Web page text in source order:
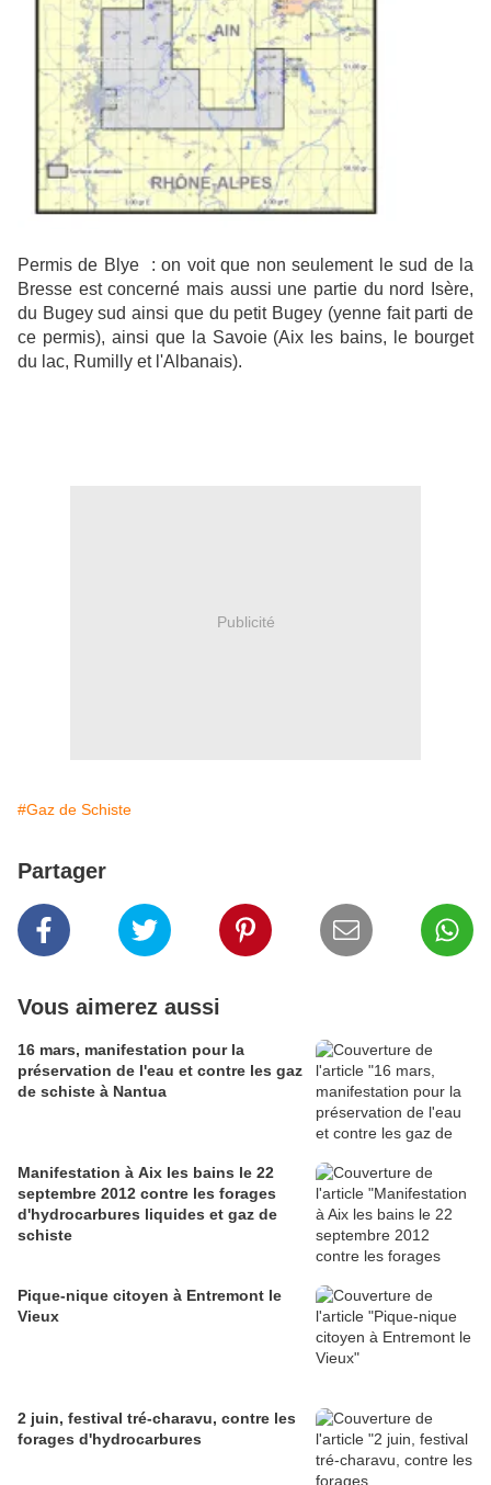
Permis de Blye : on voit que non seulement le sud de la
Bresse est concerné mais aussi une partie du nord Isère,
du Bugey sud ainsi que du petit Bugey (yenne fait parti de
ce permis), ainsi que la Savoie (Aix les bains, le bourget
du lac, Rumilly et l'Albanais).
Publicité
#Gaz de Schiste
Partager
Vous aimerez aussi
16 mars, manifestation pour la
préservation de l'eau et contre les gaz
de schiste à Nantua
Manifestation à Aix les bains le 22
septembre 2012 contre les forages
d'hydrocarbures liquides et gaz de
schiste
Pique-nique citoyen à Entremont le
Vieux
2 juin, festival tré-charavu, contre les
forages d'hydrocarbures